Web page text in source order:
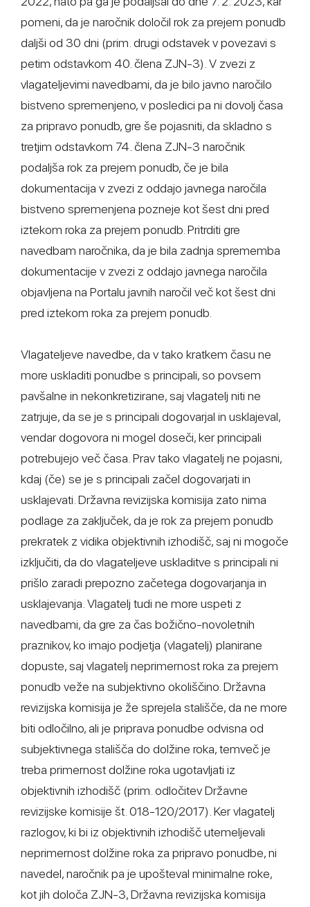
pomeni, da je naročnik določil rok za prejem ponudb
daljši od 30 dni (prim. drugi odstavek v povezavi s
petim odstavkom 40. člena ZJN-3). V zvezi z
vlagateljevimi navedbami, da je bilo javno naročilo
bistveno spremenjeno, v posledici pa ni dovolj časa
za pripravo ponudb, gre še pojasniti, da skladno s
tretjim odstavkom 74. člena ZJN-3 naročnik
podaljša rok za prejem ponudb, če je bila
dokumentacija v zvezi z oddajo javnega naročila
bistveno spremenjena pozneje kot šest dni pred
iztekom roka za prejem ponudb. Pritrditi gre
navedbam naročnika, da je bila zadnja sprememba
dokumentacije v zvezi z oddajo javnega naročila
objavljena na Portalu javnih naročil več kot šest dni
pred iztekom roka za prejem ponudb.
Vlagateljeve navedbe, da v tako kratkem času ne
more uskladiti ponudbe s principali, so povsem
pavšalne in nekonkretizirane, saj vlagatelj niti ne
zatrjuje, da se je s principali dogovarjal in usklajeval,
vendar dogovora ni mogel doseči, ker principali
potrebujejo več časa. Prav tako vlagatelj ne pojasni,
kdaj (če) se je s principali začel dogovarjati in
usklajevati. Državna revizijska komisija zato nima
podlage za zaključek, da je rok za prejem ponudb
prekratek z vidika objektivnih izhodišč, saj ni mogoče
izključiti, da do vlagateljeve uskladitve s principali ni
prišlo zaradi prepozno začetega dogovarjanja in
usklajevanja. Vlagatelj tudi ne more uspeti z
navedbami, da gre za čas božično-novoletnih
praznikov, ko imajo podjetja (vlagatelj) planirane
dopuste, saj vlagatelj neprimernost roka za prejem
ponudb veže na subjektivno okoliščino. Državna
revizijska komisija je že sprejela stališče, da ne more
biti odločilno, ali je priprava ponudbe odvisna od
subjektivnega stališča do dolžine roka, temveč je
treba primernost dolžine roka ugotavljati iz
objektivnih izhodišč (prim. odločitev Državne
revizijske komisije št. 018-120/2017). Ker vlagatelj
razlogov, ki bi iz objektivnih izhodišč utemeljevali
neprimernost dolžine roka za pripravo ponudbe, ni
navedel, naročnik pa je upošteval minimalne roke,
kot jih določa ZJN-3, Državna revizijska komisija